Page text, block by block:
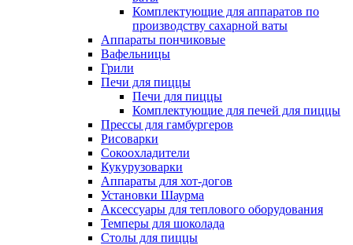
Комплектующие для аппаратов по
производству сахарной ваты
Аппараты пончиковые
Вафельницы
Грили
Печи для пиццы
Печи для пиццы
Комплектующие для печей для пиццы
Прессы для гамбургеров
Рисоварки
Сокоохладители
Кукурузоварки
Аппараты для хот-догов
Установки Шаурма
Аксессуары для теплового оборудования
Темперы для шоколада
Столы для пиццы